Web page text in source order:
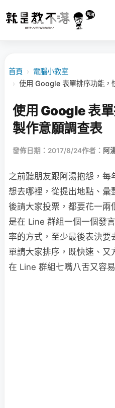
首頁 › 電腦小教室
› 使用 Google 表單排序功能，
使用 Google 表
製作意願調查表
發佈日期：2017/8/24作者： 阿
之前聽朋友跟阿湯抱怨，
想去哪裡，從提出地點、彙
後請大家投票，都要花一兩
是在 Line 群組一個一個發
率的方式，至少最後表決
單請大家排序，既快速、
在 Line 群組七嘴八舌又容